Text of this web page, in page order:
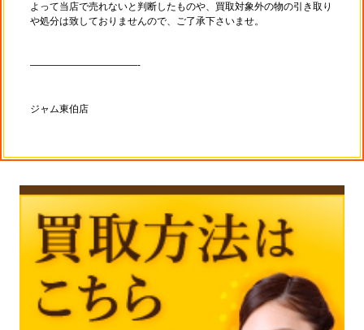
よって当店で売れないと判断したものや、買取対象外の物の引き取り
や処分は致しておりませんので、ご了承下さいませ。
———————————-
ジャム東伯店